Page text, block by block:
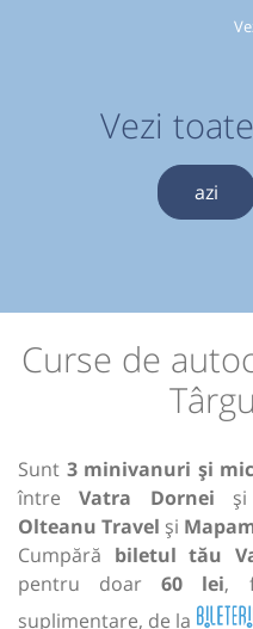
Vezi
azi
Curse de
Sunt 3 minivanuri și
întreVatra Dornei
Olteanu Travel și
Cumpără biletul tău
pentru doar60 lei,
suplimentare, de la